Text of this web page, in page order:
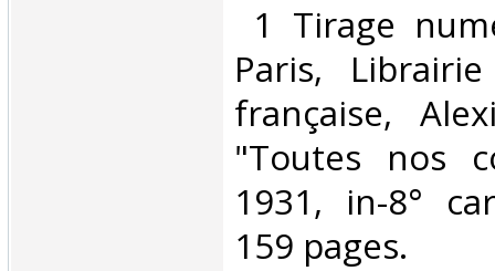
1 Tirage
Paris,
française,
"Toutes nos
1931, in-8°
159 pages. ‎